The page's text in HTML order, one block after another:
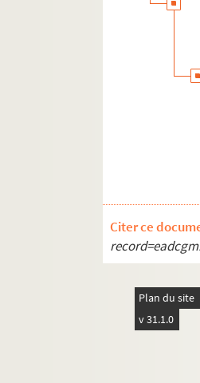
Citer ce
Plan du site
v 31.1.0